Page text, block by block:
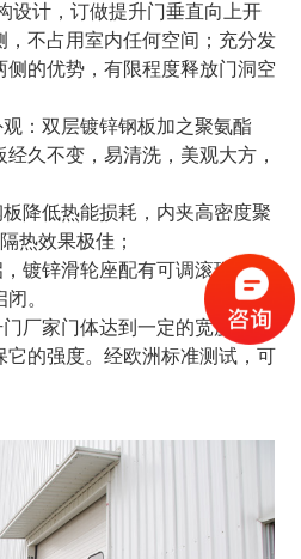
设计，订做提升门垂直向上开
，不占用室内任何空间；充分发
的优势，有限程度释放门洞空
观：双层镀锌钢板加之聚氨酯
久不变，易清洗，美观大方，
降低热能损耗，内夹高密度聚
热效果极佳；
镀锌滑轮座配有可调滚珠轴承
。
厂家门体达到一定的宽度时，
的强度。经欧洲标准测试，可